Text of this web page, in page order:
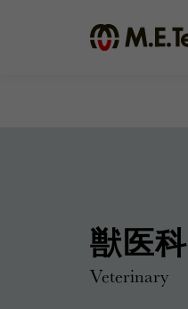
獣医科
Veterinary